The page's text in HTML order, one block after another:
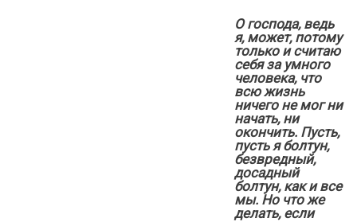
О господа, ведь
я, может, потому
только и считаю
себя за умного
человека, что
всю жизнь
ничего не мог ни
начать, ни
окончить. Пусть,
пусть я болтун,
безвредный,
досадный
болтун, как и все
мы. Но что же
делать, если